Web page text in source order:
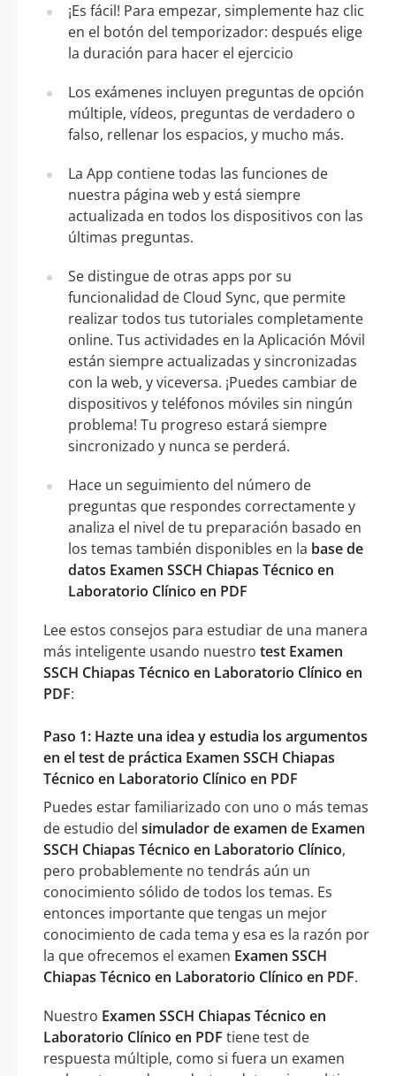
¡Es fácil! Para empezar, simplemente haz clic
en el botón del temporizador: después elige
la duración para hacer el ejercicio
Los exámenes incluyen preguntas de opción
múltiple, vídeos, preguntas de verdadero o
falso, rellenar los espacios, y mucho más.
La App contiene todas las funciones de
nuestra página web y está siempre
actualizada en todos los dispositivos con las
últimas preguntas.
Se distingue de otras apps por su
funcionalidad de Cloud Sync, que permite
realizar todos tus tutoriales completamente
online. Tus actividades en la Aplicación Móvil
están siempre actualizadas y sincronizadas
con la web, y viceversa. ¡Puedes cambiar de
dispositivos y teléfonos móviles sin ningún
problema! Tu progreso estará siempre
sincronizado y nunca se perderá.
Hace un seguimiento del número de
preguntas que respondes correctamente y
analiza el nivel de tu preparación basado en
los temas también disponibles en la base de
datos Examen SSCH Chiapas Técnico en
Laboratorio Clínico en PDF
Lee estos consejos para estudiar de una manera
más inteligente usando nuestro test Examen
SSCH Chiapas Técnico en Laboratorio Clínico en
PDF:
Paso 1: Hazte una idea y estudia los argumentos
en el test de práctica Examen SSCH Chiapas
Técnico en Laboratorio Clínico en PDF
Puedes estar familiarizado con uno o más temas
de estudio del simulador de examen de Examen
SSCH Chiapas Técnico en Laboratorio Clínico,
pero probablemente no tendrás aún un
conocimiento sólido de todos los temas. Es
entonces importante que tengas un mejor
conocimiento de cada tema y esa es la razón por
la que ofrecemos el examen Examen SSCH
Chiapas Técnico en Laboratorio Clínico en PDF.
Nuestro Examen SSCH Chiapas Técnico en
Laboratorio Clínico en PDF tiene test de
respuesta múltiple, como si fuera un examen